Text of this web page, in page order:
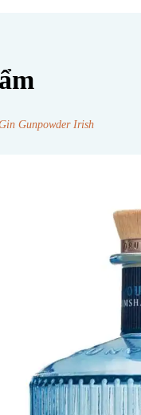
Gunpowder Irish